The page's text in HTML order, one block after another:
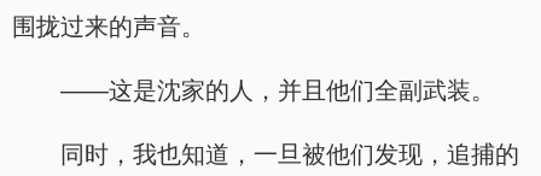
围拢过来的声音。
——这是沈家的人，并且他们全副武装。
同时，我也知道，一旦被他们发现，追捕的